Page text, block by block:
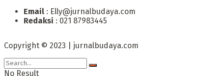
Email : Elly@jurnalbudaya.com
Redaksi : 021 87983445
Copyright © 2023 | jurnalbudaya.com
No Result